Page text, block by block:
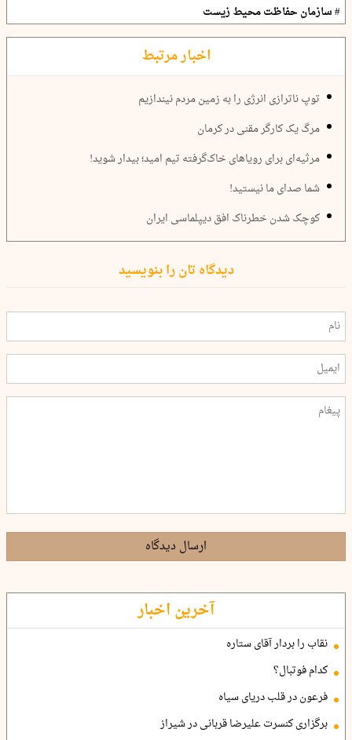
# سازمان حفاظت محیط زیست
اخبار مرتبط
توپ ناترازی انرژی را به زمین مردم نیندازیم
مرگ یک کارگر مقنی در کرمان
مرثیه‌ای برای رویاهای خاک‌گرفته تیم امید؛ بیدار شوید!
شما صدای ما نیستید!
کوچک شدن خطرناک افق دیپلماسی ایران
دیدگاه تان را بنویسید
ارسال دیدگاه
آخرین اخبار
نقاب را بردار آقای ستاره
کدام فوتبال؟
فرعون در قلب دریای سیاه
برگزاری کنسرت علیرضا قربانی در شیراز